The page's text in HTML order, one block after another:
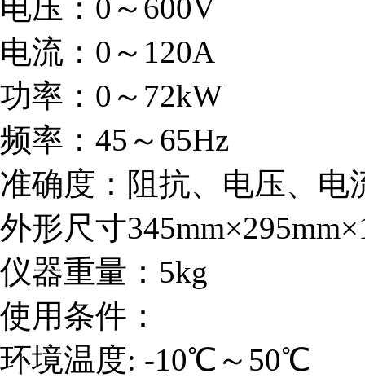
电压：0～600V
电流：0～120A
功率：0～72kW
频率：45～65Hz
准确度：阻抗、电压、电
外形尺寸
仪器重量：5kg
使用条件：
环境温度: -10℃～50℃